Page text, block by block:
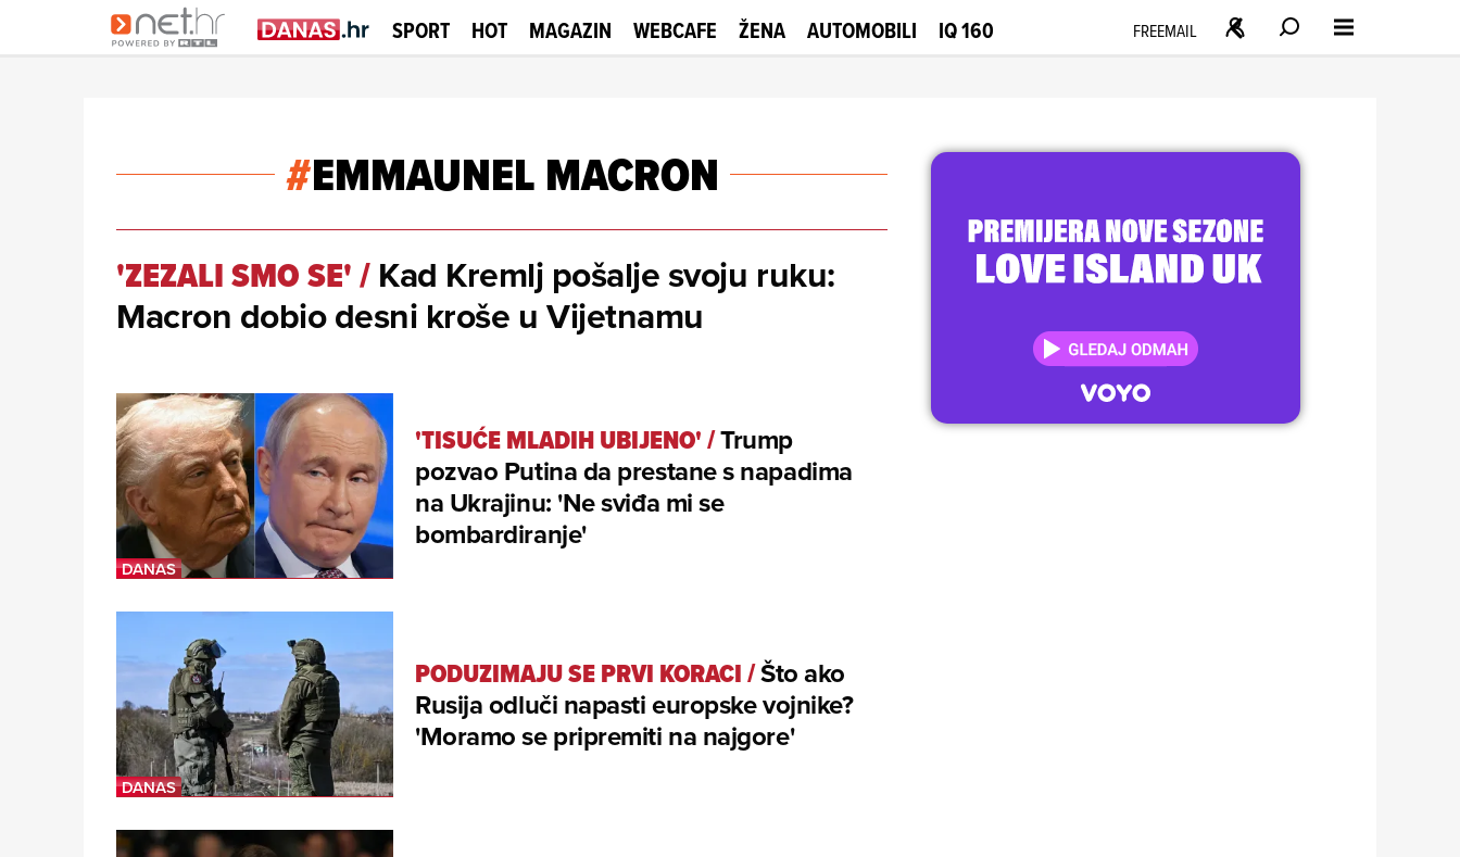
SPORT HOT MAGAZIN WEBCAFE ŽENA AUTOMOBILI IQ 160 FREEMAIL
#EMMAUNEL MACRON
'ZEZALI SMO SE'/Kad Kremlj pošalje svoju ruku:
Macron dobio desni kroše u Vijetnamu
'TISUĆE MLADIH UBIJENO'/Trump
pozvao Putina da prestane s napadima
na Ukrajinu: 'Ne sviđa mi se
bombardiranje'
PODUZIMAJU SE PRVI KORACI/Što ako
Rusija odluči napasti europske vojnike?
'Moramo se pripremiti na najgore'